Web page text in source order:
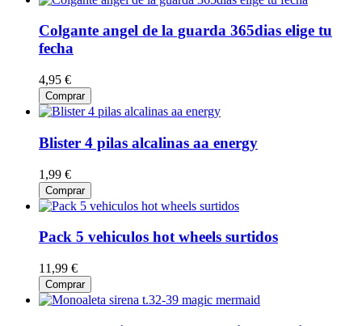
Colgante angel de la guarda 365dias elige tu
fecha
4,95 €
Comprar
Blister 4 pilas alcalinas aa energy
1,99 €
Comprar
Pack 5 vehiculos hot wheels surtidos
11,99 €
Comprar